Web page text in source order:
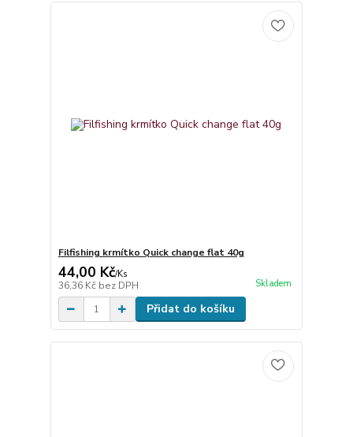
Filfishing krmítko Quick change flat 40g
44,00 Kč/Ks
36,36 Kč bez DPH Skladem
Přidat do košíku